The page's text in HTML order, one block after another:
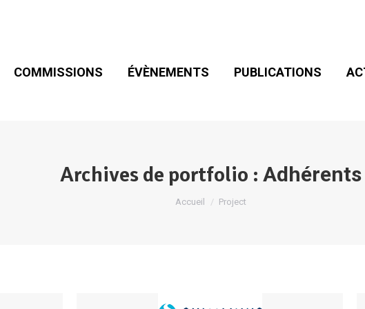
COMMISSIONS ÉVÈNEMENTS PUBLICATIONS
Archives de portfolio : Adhérents
Accueil Project